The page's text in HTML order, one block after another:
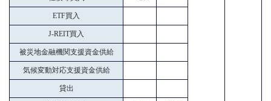
ETF買入
J-REIT買入
被災地金融機関支援資金供給
気候変動対応支援資金供給
貸出